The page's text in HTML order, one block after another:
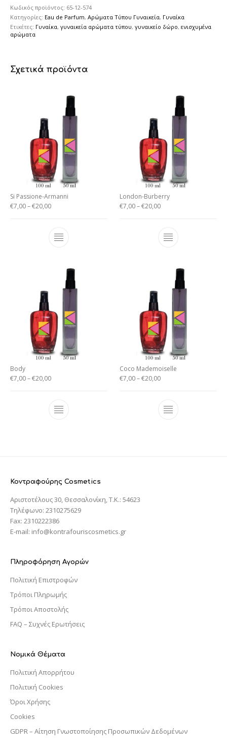
Κωδικός προϊόντος: 65-12-574
Κατηγορίες: Eau de Parfum,Αρώματα Τύπου Γυναικεία, Γυναίκα
Ετικέτες: Γυναίκα,γυναικεία αρώματα τύπου,γυναικείο δώρο,ενισχυμένα
αρώματα
Σχετικά προϊόντα
Si Passione-Armanni
€7,00–€20,00
London-Burberry
€7,00–€20,00
Body
€7,00–€20,00
Coco Mademoiselle
€7,00–€20,00
Κοντραφούρης Cosmetics
Αριστοτέλους 30, Θεσσαλονίκη, T.K.: 54623
Τηλέφωνο: 2310275629
Fax: 2310222386
E-mail: info@kontrafouriscosmetics.gr
Πληροφόρηση Αγορών
Πολιτική Επιστροφών
Τρόποι Πληρωμής
Τρόποι Αποστολής
FAQ – Συχνές Ερωτήσεις
Νομικά Θέματα
Πολιτική Απορρήτου
Πολιτική Cookies
Όροι Χρήσης
Cookies
GDPR – Αίτηση Γνωστοποίησης Προσωπικών Δεδομένων